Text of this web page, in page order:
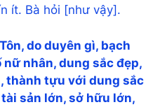
ít. Bà hỏi [như vậy].
do duyên gì, bạch
nữ nhân, dung sắc đẹp,
thành tựu với dung sắc
sản lớn, sở hữu lớn,